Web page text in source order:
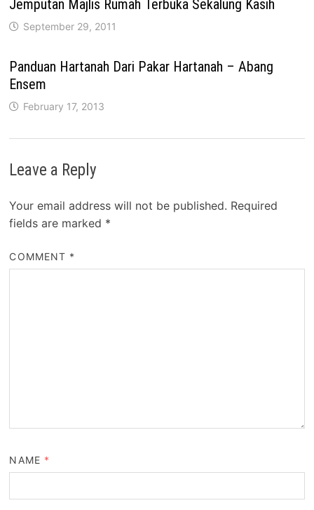
Jemputan Majlis Rumah Terbuka Sekalung Kasih
September 29, 2011
Panduan Hartanah Dari Pakar Hartanah – Abang
Ensem
February 17, 2013
Leave a Reply
Your email address will not be published. Required
fields are marked *
COMMENT *
NAME *